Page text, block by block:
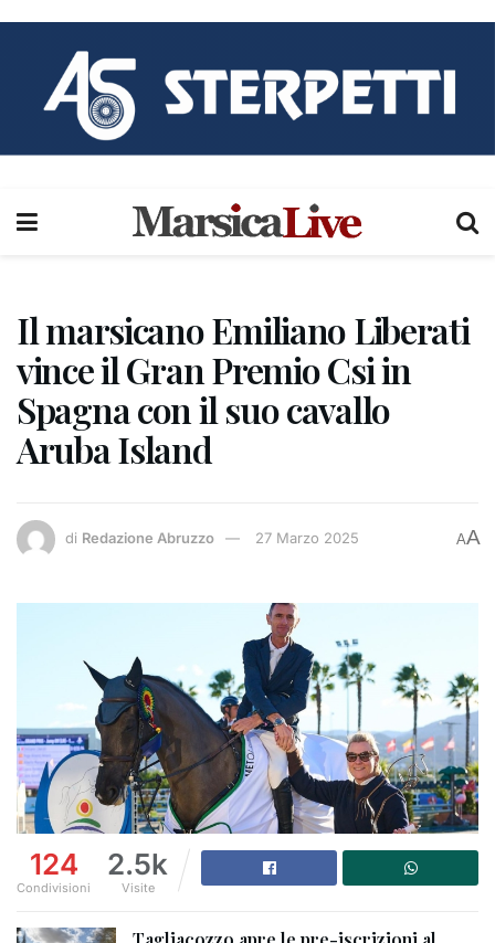
Il marsicano Emiliano Liberati
vince il Gran Premio Csi in
Spagna con il suo cavallo
Aruba Island
di Redazione Abruzzo 27 Marzo 2025 AA
124
Condivisioni
2.5k
Visite